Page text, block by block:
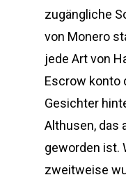
zugängliche
von Monero
jede Art von
Escrow konto
Gesichter
Althusen, das
geworden ist.
zweitweise